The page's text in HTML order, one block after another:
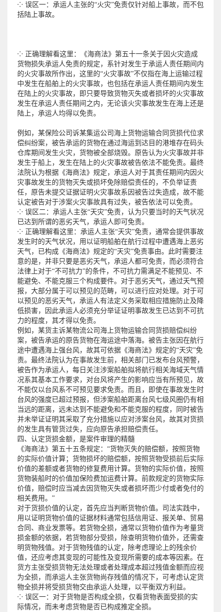
⁘ 误区一：承运人主张的“火灾”免责仅针对船上事故，而不包
括陆上事故。
⁘ 正确理解看这里：《海商法》第五十一条关于因火灾造成
货物损失承运人免责的规定，系针对发生于承运人责任期间内
的火灾事故所作出，这里的“火灾事故”不仅指在海上运输过程
中发生在船舶上的火灾事故，也包括在承运人责任期间内发生
在陆上的火灾事故，即只要导致货物灭失或者损坏的火灾事故
发生在承运人责任期间之内，无论该火灾事故发生在海上还是
陆上，承运人均得以免责。
例如，某保险公司诉某集运公司海上货物运输合同货损代位求
偿纠纷案，被告承运的货物在通过海运到达目的港堆存在码头
仓库期间发生火灾，货物被全部烧毁。原告认为火灾事故并非
发生于船上，发生在陆上的火灾事故被告依法不能免责。最终
法院认为根据《海商法》规定，承运人对于其责任期间内因火
灾事故发生的货物灭失或损坏免除赔偿责任的，不负举证责
任，原告未提交证据证明火灾事故系因被告过失造成，故不能
认定被告对于涉案火灾事故具有过失，被告依法可以免责。
⁘ 误区二：承运人主张“天灾”免责，认为只要当时的天气状况
已达到所谓的恶劣天气，承运人即可免责。
⁘ 正确理解看这里：承运人主张“天灾”免责，通常会提供事故
发生时的天气状况，用以证明船舶在航行过程中遭遇海上恶劣
天气，已构成《海商法》规定的“天灾”免责事由。此时需要注
意的是，并非只要是恶劣天气，承运人都可免责，而必须符合
法律上对于“不可抗力”的条件，不可抗力需满足不能预见、不
能避免、不能克服三个构成要件。对于恶劣天气，通过天气预
报，大部分属于可以预见的范畴，可以进行应对处理。对于可
以预见的恶劣天气，承运人有法定义务采取相应措施防止及降
低损害，因此承运人必须充分举证证明事故发生已达到不可抗
力的程度，其才得以免责。
例如，某货主诉某物流公司海上货物运输合同货损赔偿纠纷
案，被告承运的原告货物在海运途中落海。被告主张因在航行
途中遭遇海上强台风，故其可依据《海商法》规定的“天灾”免
责。最终法院认为在事故发生前，相关部门已发布台风预警，
被告作为承运人，每日关注涉案船舶拟将航行相关海域天气情
况系其基本工作要求，对台风将产生的影响应当有所预见，故
不能仅以台风系不可预见要求免责。而且，即使在事故发生时
台风的强度已超过预报，但涉案船舶距离台风七级风圈仍有相
当远的距离，远未达到不能避免和不能克服的程度，同时被告
并未举证证明其采取了充分措施以应对涉案台风，故其对货损
的发生具有管货过失，应向原告承担赔偿责任。
四、认定货损金额，是案件审理的精髓
《海商法》第五十五条规定：“货物灭失的赔偿额，按照货物
的实际价值计算；货物损坏的赔偿额，按照货物受损前后实际
价值的差额或者货物的修复费用计算。货物的实际价值，按照
货物装船时的价值加保险费加运费计算。前款规定的货物实际
价值，赔偿时应当减去因货物灭失或者损坏而少付或者免付的
相关费用。”
对于货损价值的认定，首先应当判断货物价值。司法实践中，
用以证明货物价值的证据材料通常包括信用证、报关单、贸易
合同、商业发票等。若货物全损，通常以货物价值作为考量货
损金额的依据，若货物部分受损，除查明货物价值外，还需查
明货物残值。对于货物残值的认定，除考虑理论上的残余价
值，还应考虑其变现的可能性及变现所需要的成本等因素。在
货方主张受损货物无法处理或者处理成本超过残值金额而应视
为全损，而承运人主张货物尚存残值的情况下，可考虑认定货
物全损并将受损货物交由承运人处理，以平衡双方利益。
⁘ 误区一：对于货物是否构成全损，仅看货物表面受损的实
际情况，而未考虑货物是否已构成推定全损。